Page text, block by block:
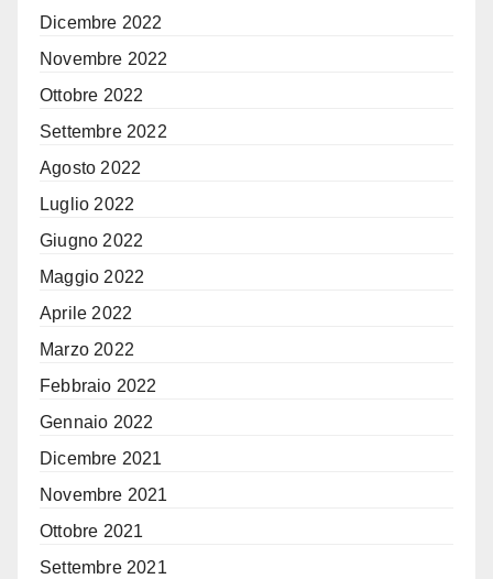
Dicembre 2022
Novembre 2022
Ottobre 2022
Settembre 2022
Agosto 2022
Luglio 2022
Giugno 2022
Maggio 2022
Aprile 2022
Marzo 2022
Febbraio 2022
Gennaio 2022
Dicembre 2021
Novembre 2021
Ottobre 2021
Settembre 2021